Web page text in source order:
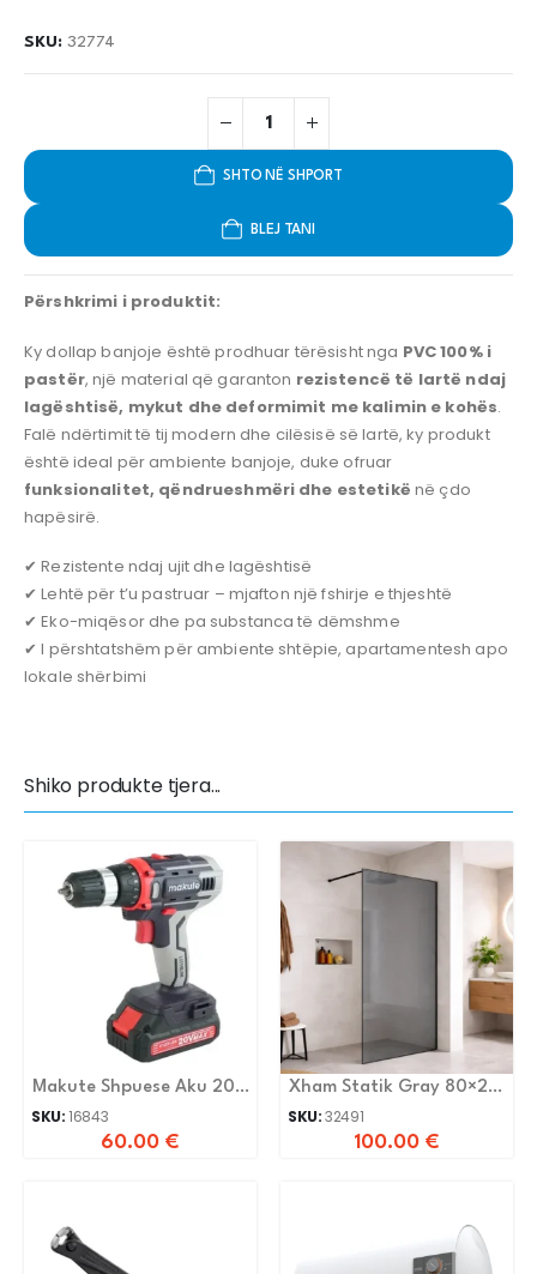
SKU: 32774
SHTO NË SHPORT
BLEJ TANI
Përshkrimi i produktit:
Ky dollap banjoje është prodhuar tërësisht nga PVC 100% i
pastër, një material që garanton rezistencë të lartë ndaj
lagështisë, mykut dhe deformimit me kalimin e kohës.
Falë ndërtimit të tij modern dhe cilësisë së lartë, ky produkt
është ideal për ambiente banjoje, duke ofruar
funksionalitet, qëndrueshmëri dhe estetikë në çdo
hapësirë.
✔ Rezistente ndaj ujit dhe lagështisë
✔ Lehtë për t’u pastruar – mjafton një fshirje e thjeshtë
✔ Eko-miqësor dhe pa substanca të dëmshme
✔ I përshtatshëm për ambiente shtëpie, apartamentesh apo
lokale shërbimi
Shiko produkte tjera...
Makute Shpuese Aku 20V
CD227
SKU:16843
60.00 €
Xham Statik Gray 80×200
8mm
SKU:32491
100.00 €